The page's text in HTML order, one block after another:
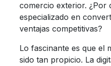
comercio exterior. ¿Por
especializado en
ventajas competitivas?
Lo fascinante es que el
sido tan propicio. La